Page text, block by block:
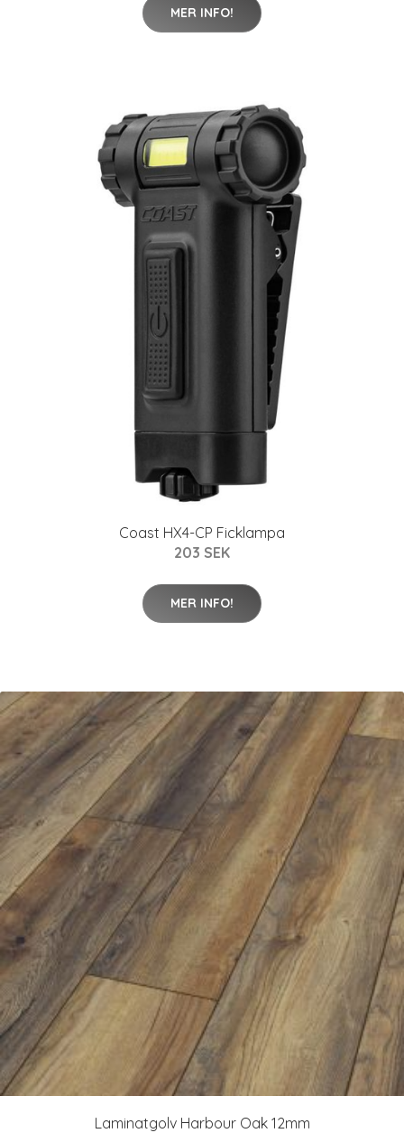
MER INFO!
Coast HX4-CP Ficklampa
203 SEK
MER INFO!
Laminatgolv Harbour Oak 12mm